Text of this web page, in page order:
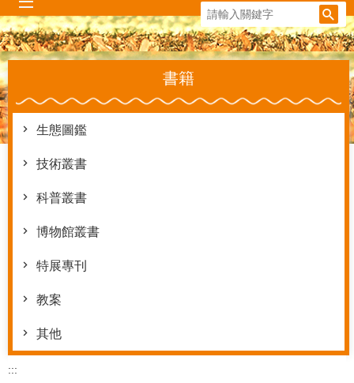
:::
書籍
生態圖鑑
技術叢書
科普叢書
博物館叢書
特展專刊
教案
其他
:::